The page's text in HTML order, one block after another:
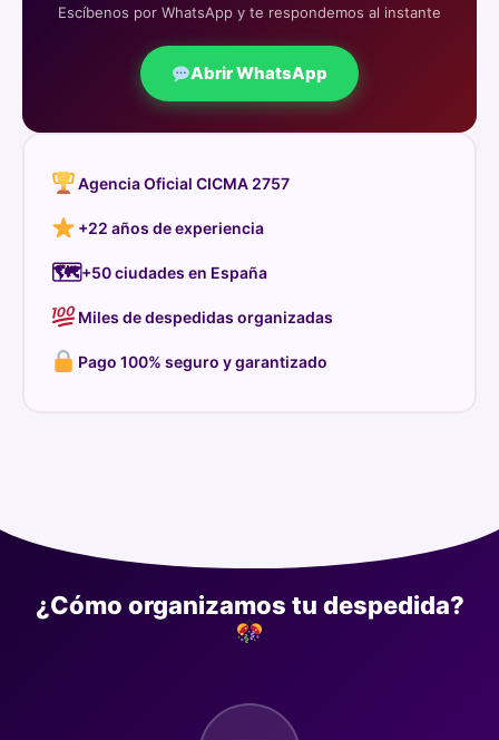
Escíbenos por WhatsApp y te respondemos al instante
Abrir WhatsApp
Agencia Oficial CICMA 2757
+22 años de experiencia
🗺+50 ciudades en España
Miles de despedidas organizadas
Pago 100% seguro y garantizado
¿Cómo organizamos tu despedida?